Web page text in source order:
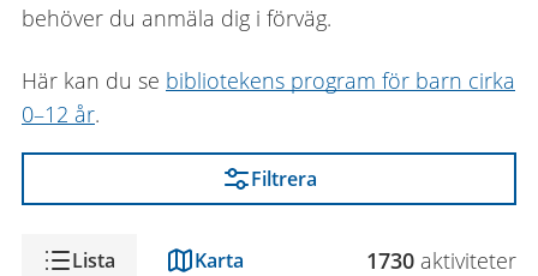
behöver du anmäla dig i förväg.
Här kan du se bibliotekens program för barn cirka
0–12 år.
Filtrera
VisningLista Karta 1730 aktiviteter